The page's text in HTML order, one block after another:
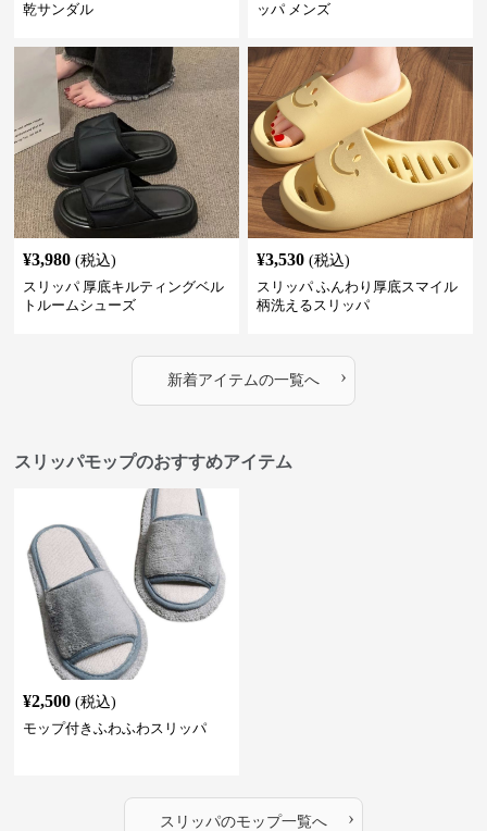
乾サンダル
ッパ メンズ
¥3,980 (税込)
スリッパ 厚底キルティングベル
トルームシューズ
¥3,530 (税込)
スリッパ ふんわり厚底スマイル
柄洗えるスリッパ
新着アイテムの一覧へ ›
スリッパモップのおすすめアイテム
¥2,500 (税込)
モップ付きふわふわスリッパ
スリッパのモップ一覧へ ›